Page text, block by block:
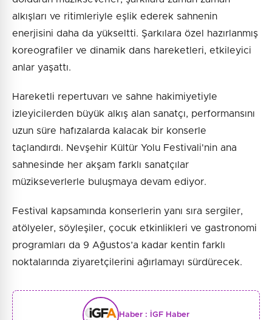
alkışları ve ritimleriyle eşlik ederek sahnenin
enerjisini daha da yükseltti. Şarkılara özel hazırlanmış
koreografiler ve dinamik dans hareketleri, etkileyici
anlar yaşattı.
Hareketli repertuvarı ve sahne hakimiyetiyle
izleyicilerden büyük alkış alan sanatçı, performansını
uzun süre hafızalarda kalacak bir konserle
taçlandırdı. Nevşehir Kültür Yolu Festivali'nin ana
sahnesinde her akşam farklı sanatçılar
müzikseverlerle buluşmaya devam ediyor.
Festival kapsamında konserlerin yanı sıra sergiler,
atölyeler, söyleşiler, çocuk etkinlikleri ve gastronomi
programları da 9 Ağustos’a kadar kentin farklı
noktalarında ziyaretçilerini ağırlamayı sürdürecek.
Haber : İGF Haber